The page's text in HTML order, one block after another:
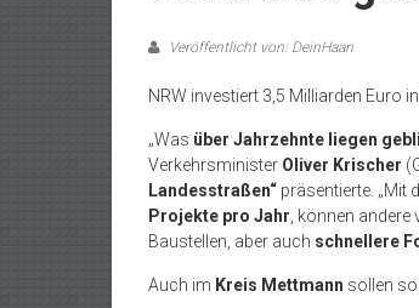
Veröffentlicht von: DeinHaan
NRW investiert 3,5 Milliarden Euro
„Was über Jahrzehnte liegen
Verkehrsminister Oliver Krischer
Landesstraßen“ präsentierte. „Mit
Projekte pro Jahr , können
Baustellen, aber auch schnellere
Auch im Kreis Mettmann sollen